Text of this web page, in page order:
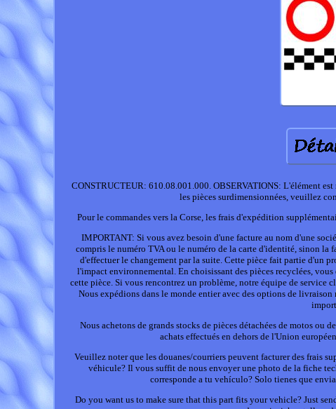
CONSTRUCTEUR: 610.08.001.000. OBSERVATIONS: L'élément
les pièces surdimensionnées, veuillez
Pour le commandes vers la Corse, les frais d'expédition
IMPORTANT: Si vous avez besoin d'une facture au nom d'une
compris le numéro TVA ou le numéro de la carte d'identité, sinon la
d'effectuer le changement par la suite. Cette pièce fait partie d'un
l'impact environnemental. En choisissant des pièces recyclées,
cette pièce. Si vous rencontrez un problème, notre équipe de
Nous expédions dans le monde entier avec des options de
Nous achetons de grands stocks de pièces détachées de motos ou
achats effectués en dehors de l'Union
Veuillez noter que les douanes/courriers peuvent facturer des frais
véhicule? Il vous suffit de nous envoyer une photo de la fiche
corresponde a tu vehículo? Solo tienes que
Do you want us to make sure that this part fits your vehicle? Just